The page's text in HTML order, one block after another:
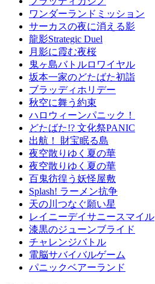
ワンダーランドミッション
サーカスの夜に消える影
龍影Strategic Duel
月影に霞む夜桜
鬼ヶ島バトルロワイヤル
坂本一家のどたばた初詣
ブラッディホリデー
秋空に舞う約束
ハロウィーンパニック！
どたばた!? 文化祭PANIC
出航！ 財宝眠る島
夜空散りゆく夏の華
夜空散りゆく夏の華
百鬼彷徨う妖怪屋敷
Splash! ラーメン抗争
天の川つなぐ願い星
レイニーデイサニースマイル
漆黒のジューンブライド
チャレンジバトル
電脳サバイバルゲーム
パニックベアーランド